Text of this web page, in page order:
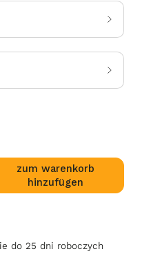
zum warenkorb
hinzufügen
do 25 dni roboczych